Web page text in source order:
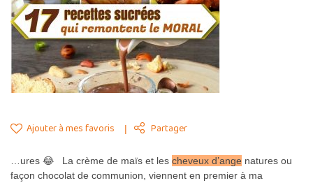
Ajouter à mes favoris Partager
…ures 😂 La crème de maïs et les cheveux d’ange natures ou
façon chocolat de communion, viennent en premier à ma